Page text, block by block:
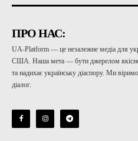
ПРО НАС:
UA-Platform — це незалежне медіа для
США. Наша мета — бути джерелом якісної
та надихає українську діаспору. Ми
діалог.